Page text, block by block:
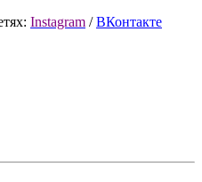
Instagram /ВКонтакте